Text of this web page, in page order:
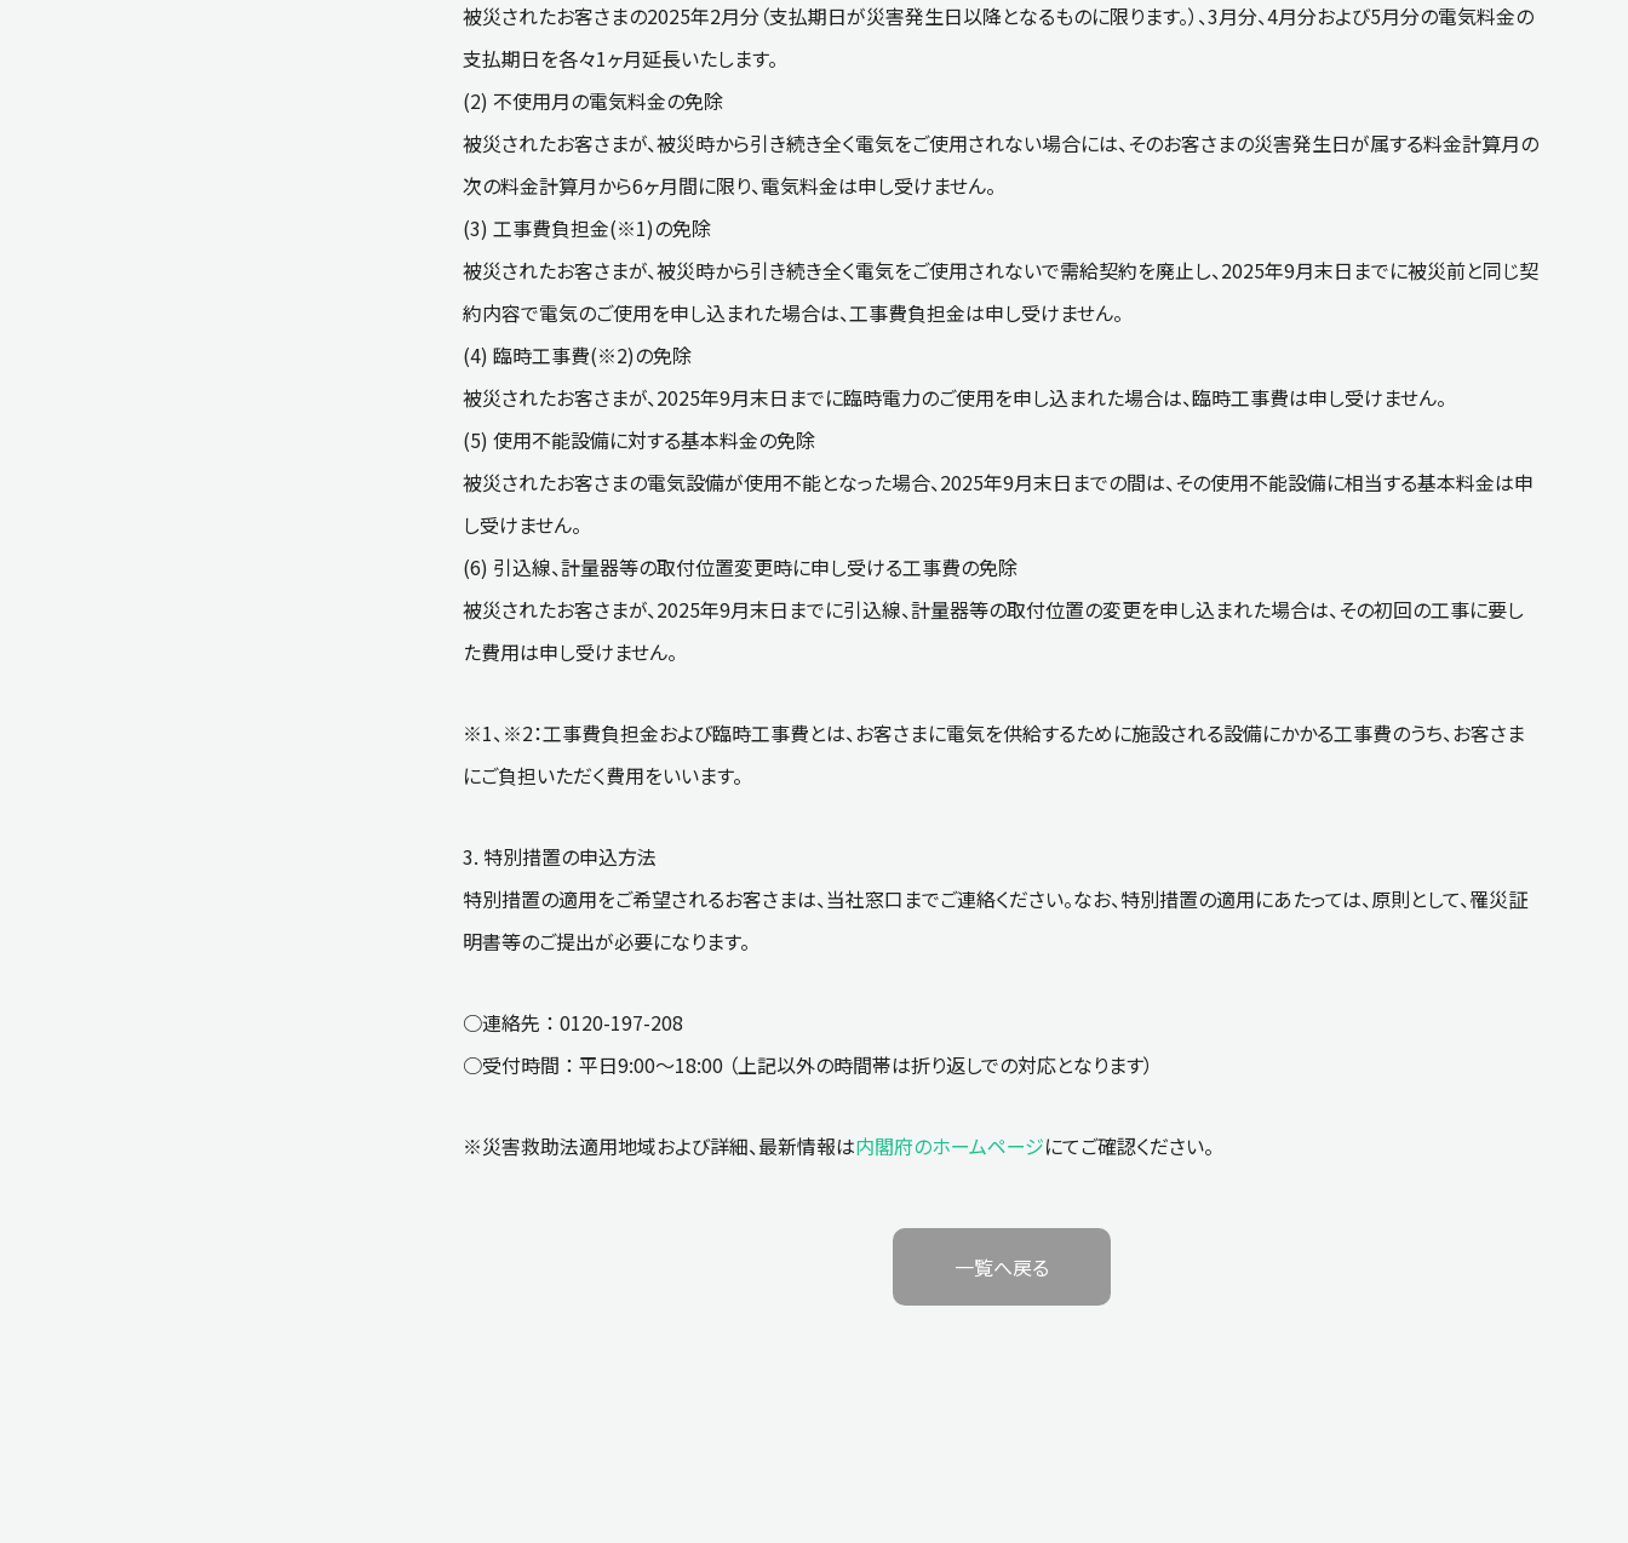
被災されたお客さまの2025年2月分（支払期日が災害発生日以降となるものに限ります。）、3月分、4月分および5月分の電気料金の
支払期日を各々1ヶ月延長いたします。
(2) 不使用月の電気料金の免除
被災されたお客さまが、被災時から引き続き全く電気をご使用されない場合には、そのお客さまの災害発生日が属する料金計算月の
次の料金計算月から6ヶ月間に限り、電気料金は申し受けません。
(3) 工事費負担金(※1)の免除
被災されたお客さまが、被災時から引き続き全く電気をご使用されないで需給契約を廃止し、2025年9月末日までに被災前と同じ契
約内容で電気のご使用を申し込まれた場合は、工事費負担金は申し受けません。
(4) 臨時工事費(※2)の免除
被災されたお客さまが、2025年9月末日までに臨時電力のご使用を申し込まれた場合は、臨時工事費は申し受けません。
(5) 使用不能設備に対する基本料金の免除
被災されたお客さまの電気設備が使用不能となった場合、2025年9月末日までの間は、その使用不能設備に相当する基本料金は申
し受けません。
(6) 引込線、計量器等の取付位置変更時に申し受ける工事費の免除
被災されたお客さまが、2025年9月末日までに引込線、計量器等の取付位置の変更を申し込まれた場合は、その初回の工事に要し
た費用は申し受けません。
※1、※2：工事費負担金および臨時工事費とは、お客さまに電気を供給するために施設される設備にかかる工事費のうち、お客さま
にご負担いただく費用をいいます。
3. 特別措置の申込方法
特別措置の適用をご希望されるお客さまは、当社窓口までご連絡ください。なお、特別措置の適用にあたっては、原則として、罹災証
明書等のご提出が必要になります。
○連絡先 ： 0120-197-208
○受付時間 ： 平日9:00～18:00 （上記以外の時間帯は折り返しでの対応となります）
※災害救助法適用地域および詳細、最新情報は内閣府のホームページにてご確認ください。
一覧へ戻る